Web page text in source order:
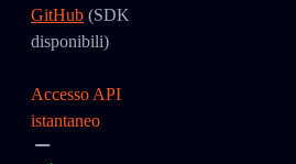
GitHub (SDK
disponibili)
Accesso API
istantaneo